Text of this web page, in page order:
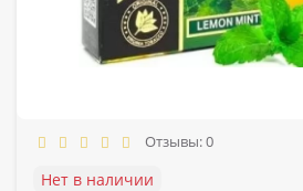
Отзывы: 0
Нет в наличии